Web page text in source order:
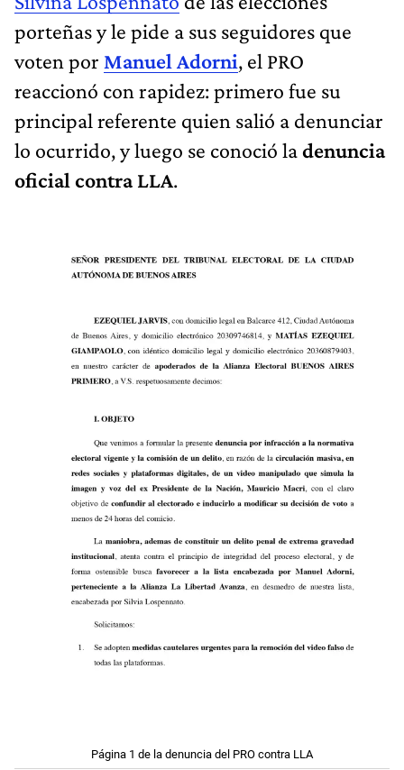
porteñas y le pide a sus seguidores que
voten por Manuel Adorni, el PRO
reaccionó con rapidez: primero fue su
principal referente quien salió a denunciar
lo ocurrido, y luego se conoció ladenuncia
oficial contra LLA.
Página 1 de la denuncia del PRO contra LLA